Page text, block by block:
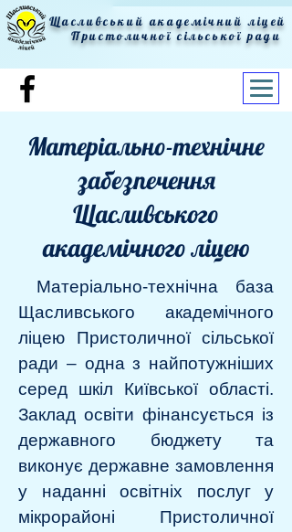
Щасливський академічний ліцей
Пристоличної сільської ради
Матеріально-технічне
забезпечення
Щасливського
академічного ліцею
Матеріально-технічна база
Щасливського академічного
ліцею Пристоличної сільської
ради – одна з найпотужніших
серед шкіл Київської області.
Заклад освіти фінансується із
державного бюджету та
виконує державне замовлення
у наданні освітніх послуг у
мікрорайоні Пристоличної